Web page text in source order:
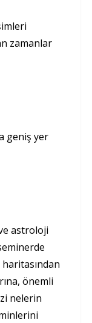
zamanlar
geniş yer
astroloji
önemli
nelerin